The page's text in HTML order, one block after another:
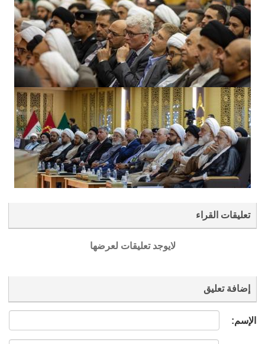
تعليقات القراء
لايوجد تعليقات لعرضها
إضافة تعليق
الإسم: